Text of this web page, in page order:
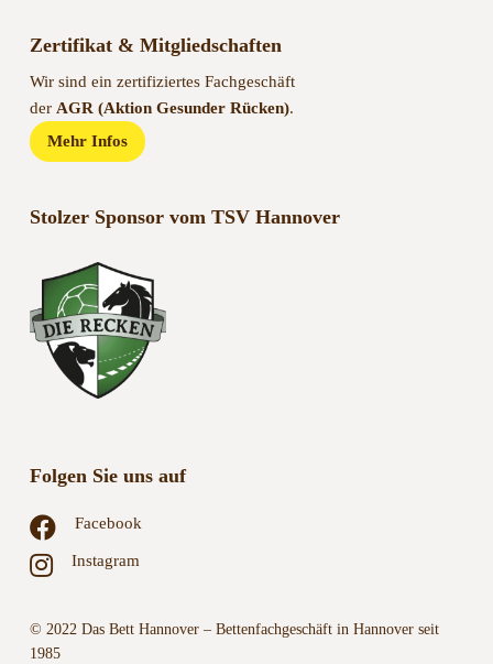
Zertifikat & Mitgliedschaften
Wir sind ein zertifiziertes Fachgeschäft
der AGR (Aktion Gesunder Rücken).
Mehr Infos
Stolzer Sponsor vom TSV Hannover
Folgen Sie uns auf
Facebook
Instagram
© 2022 Das Bett Hannover – Bettenfachgeschäft in Hannover seit
1985